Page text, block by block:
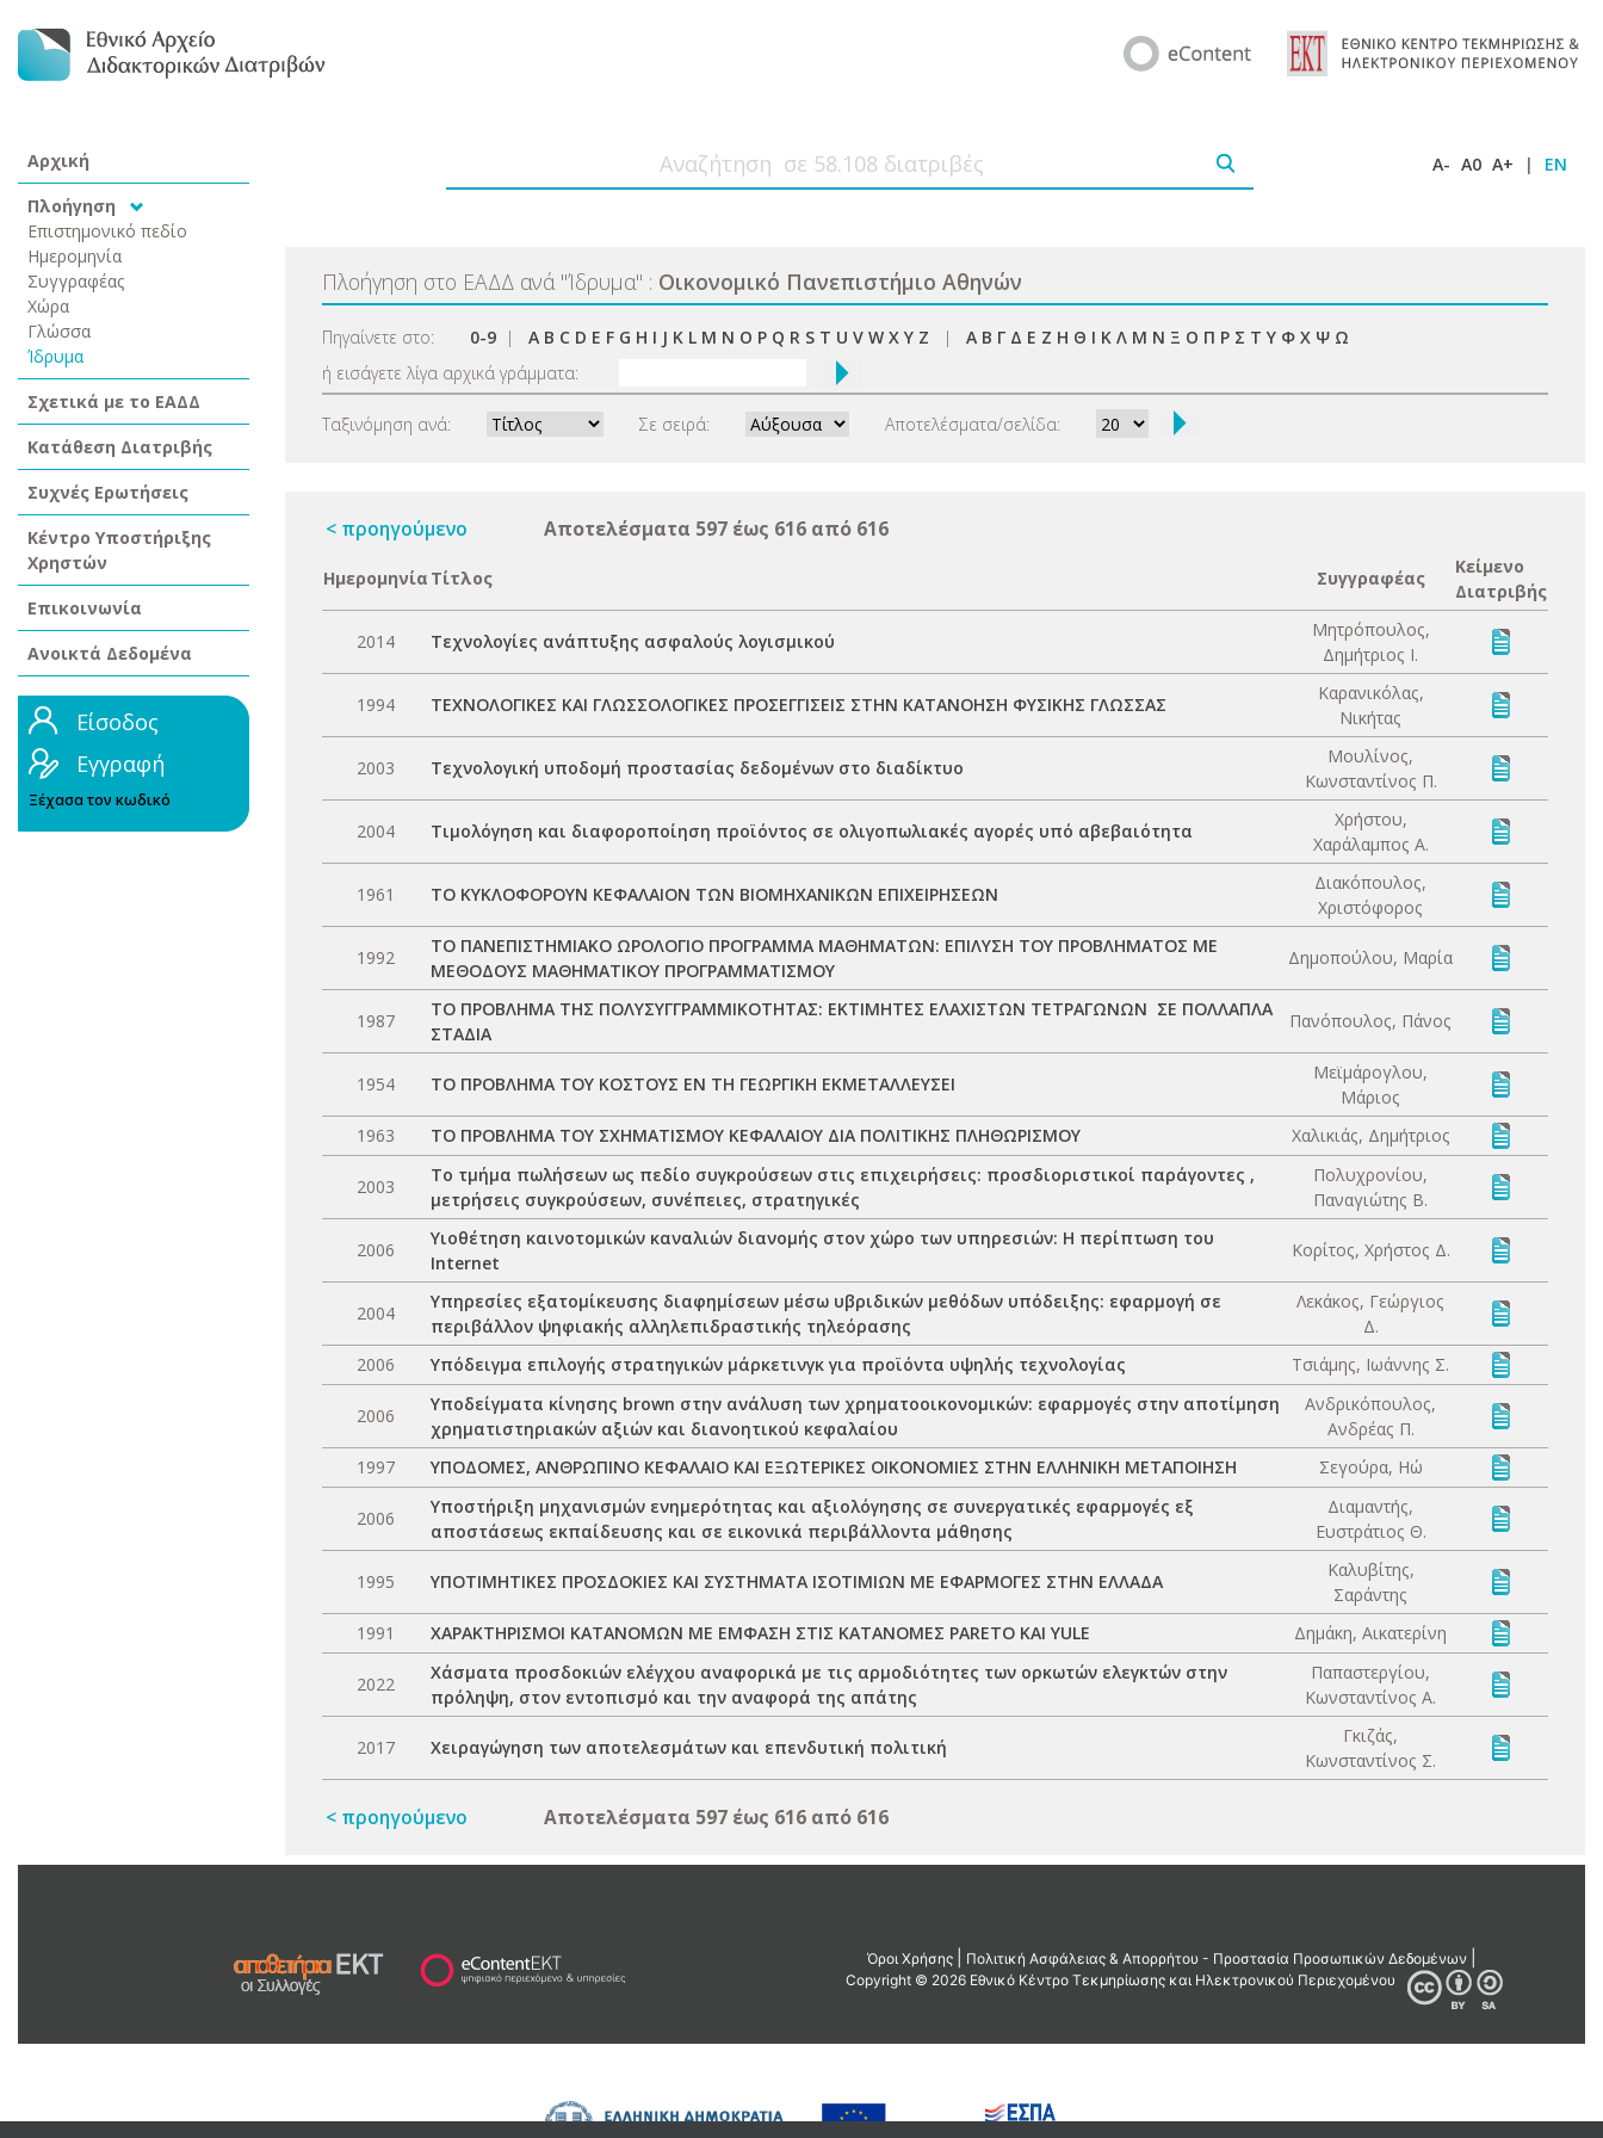
Αρχική
Πλοήγηση
Επιστημονικό πεδίο
Ημερομηνία
Συγγραφέας
Χώρα
Γλώσσα
Ίδρυμα
Σχετικά με το ΕΑΔΔ
Κατάθεση Διατριβής
Συχνές Ερωτήσεις
Κέντρο Υποστήριξης
Χρηστών
Επικοινωνία
Ανοικτά Δεδομένα
Είσοδος
Εγγραφή
Ξέχασα τον κωδικό
A- A0 A+ | EN
Πλοήγηση στο ΕΑΔΔ ανά "Ίδρυμα" : Οικονομικό Πανεπιστήμιο Αθηνών
Πηγαίνετε στο: 0-9 | A B C D E F G H I J K L M N O P Q R S T U V W X Y Z | Α Β Γ Δ Ε Ζ Η Θ Ι Κ Λ Μ Ν Ξ Ο Π Ρ Σ Τ Υ Φ Χ Ψ Ω
ή εισάγετε λίγα αρχικά γράμματα:
Ταξινόμηση ανά: Σε σειρά: Αποτελέσματα/σελίδα:
< προηγούμενο Αποτελέσματα 597 έως 616 από 616
Ημερομηνία Τίτλος Συγγραφέας
Κείμενο
Διατριβής
2014 Τεχνολογίες ανάπτυξης ασφαλούς λογισμικού
Μητρόπουλος,
Δημήτριος Ι.
1994 ΤΕΧΝΟΛΟΓΙΚΕΣ ΚΑΙ ΓΛΩΣΣΟΛΟΓΙΚΕΣ ΠΡΟΣΕΓΓΙΣΕΙΣ ΣΤΗΝ ΚΑΤΑΝΟΗΣΗ ΦΥΣΙΚΗΣ ΓΛΩΣΣΑΣ
Καρανικόλας,
Νικήτας
2003 Τεχνολογική υποδομή προστασίας δεδομένων στο διαδίκτυο
Μουλίνος,
Κωνσταντίνος Π.
2004 Τιμολόγηση και διαφοροποίηση προϊόντος σε ολιγοπωλιακές αγορές υπό αβεβαιότητα
Χρήστου,
Χαράλαμπος Α.
1961 ΤΟ ΚΥΚΛΟΦΟΡΟΥΝ ΚΕΦΑΛΑΙΟΝ ΤΩΝ ΒΙΟΜΗΧΑΝΙΚΩΝ ΕΠΙΧΕΙΡΗΣΕΩΝ
Διακόπουλος,
Χριστόφορος
1992
ΤΟ ΠΑΝΕΠΙΣΤΗΜΙΑΚΟ ΩΡΟΛΟΓΙΟ ΠΡΟΓΡΑΜΜΑ ΜΑΘΗΜΑΤΩΝ: ΕΠΙΛΥΣΗ ΤΟΥ ΠΡΟΒΛΗΜΑΤΟΣ ΜΕ
ΜΕΘΟΔΟΥΣ ΜΑΘΗΜΑΤΙΚΟΥ ΠΡΟΓΡΑΜΜΑΤΙΣΜΟΥ
Δημοπούλου, Μαρία
1987
ΤΟ ΠΡΟΒΛΗΜΑ ΤΗΣ ΠΟΛΥΣΥΓΓΡΑΜΜΙΚΟΤΗΤΑΣ: ΕΚΤΙΜΗΤΕΣ ΕΛΑΧΙΣΤΩΝ ΤΕΤΡΑΓΩΝΩΝ ΣΕ ΠΟΛΛΑΠΛΑ
ΣΤΑΔΙΑ
Πανόπουλος, Πάνος
1954 ΤΟ ΠΡΟΒΛΗΜΑ ΤΟΥ ΚΟΣΤΟΥΣ ΕΝ ΤΗ ΓΕΩΡΓΙΚΗ ΕΚΜΕΤΑΛΛΕΥΣΕΙ
Μεϊμάρογλου,
Μάριος
1963
ΤΟ ΠΡΟΒΛΗΜΑ ΤΟΥ ΣΧΗΜΑΤΙΣΜΟΥ ΚΕΦΑΛΑΙΟΥ ΔΙΑ ΠΟΛΙΤΙΚΗΣ ΠΛΗΘΩΡΙΣΜΟΥ Χαλικιάς, Δημήτριος
2003
Το τμήμα πωλήσεων ως πεδίο συγκρούσεων στις επιχειρήσεις: προσδιοριστικοί παράγοντες ,
μετρήσεις συγκρούσεων, συνέπειες, στρατηγικές
Πολυχρονίου,
Παναγιώτης Β.
2006
Υιοθέτηση καινοτομικών καναλιών διανομής στον χώρο των υπηρεσιών: Η περίπτωση του
Internet
Κορίτος, Χρήστος Δ.
2004
Υπηρεσίες εξατομίκευσης διαφημίσεων μέσω υβριδικών μεθόδων υπόδειξης: εφαρμογή σε
περιβάλλον ψηφιακής αλληλεπιδραστικής τηλεόρασης
Λεκάκος, Γεώργιος
Δ.
2006
Υπόδειγμα επιλογής στρατηγικών μάρκετινγκ για προϊόντα υψηλής τεχνολογίας Τσιάμης, Ιωάννης Σ.
2006
Υποδείγματα κίνησης brown στην ανάλυση των χρηματοοικονομικών: εφαρμογές στην αποτίμηση
χρηματιστηριακών αξιών και διανοητικού κεφαλαίου
Ανδρικόπουλος,
Ανδρέας Π.
1997
ΥΠΟΔΟΜΕΣ, ΑΝΘΡΩΠΙΝΟ ΚΕΦΑΛΑΙΟ ΚΑΙ ΕΞΩΤΕΡΙΚΕΣ ΟΙΚΟΝΟΜΙΕΣ ΣΤΗΝ ΕΛΛΗΝΙΚΗ ΜΕΤΑΠΟΙΗΣΗ Σεγούρα, Ηώ
2006
Υποστήριξη μηχανισμών ενημερότητας και αξιολόγησης σε συνεργατικές εφαρμογές εξ
αποστάσεως εκπαίδευσης και σε εικονικά περιβάλλοντα μάθησης
Διαμαντής,
Ευστράτιος Θ.
1995 ΥΠΟΤΙΜΗΤΙΚΕΣ ΠΡΟΣΔΟΚΙΕΣ ΚΑΙ ΣΥΣΤΗΜΑΤΑ ΙΣΟΤΙΜΙΩΝ ΜΕ ΕΦΑΡΜΟΓΕΣ ΣΤΗΝ ΕΛΛΑΔΑ
Καλυβίτης,
Σαράντης
1991
ΧΑΡΑΚΤΗΡΙΣΜΟΙ ΚΑΤΑΝΟΜΩΝ ΜΕ ΕΜΦΑΣΗ ΣΤΙΣ ΚΑΤΑΝΟΜΕΣ PARETO ΚΑΙ YULE Δημάκη, Αικατερίνη
2022
Χάσματα προσδοκιών ελέγχου αναφορικά με τις αρμοδιότητες των ορκωτών ελεγκτών στην
πρόληψη, στον εντοπισμό και την αναφορά της απάτης
Παπαστεργίου,
Κωνσταντίνος Α.
2017 Χειραγώγηση των αποτελεσμάτων και επενδυτική πολιτική
Γκιζάς,
Κωνσταντίνος Σ.
< προηγούμενο Αποτελέσματα 597 έως 616 από 616